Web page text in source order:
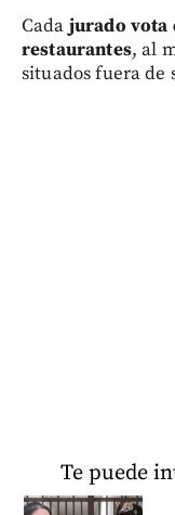
Cada jurado vota
restaurantes, al
situados fuera de
Te puede